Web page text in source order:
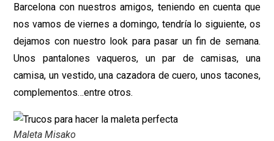
Barcelona con nuestros amigos, teniendo en cuenta que
nos vamos de viernes a domingo, tendría lo siguiente, os
dejamos con nuestro look para pasar un fin de semana.
Unos pantalones vaqueros, un par de camisas, una
camisa, un vestido, una cazadora de cuero, unos tacones,
complementos…entre otros.
Maleta Misako